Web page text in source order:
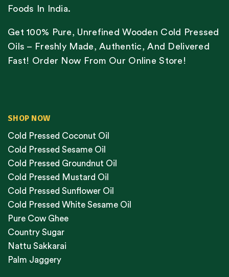
Foods In India.
Get 100% Pure, Unrefined Wooden Cold Pressed
Oils – Freshly Made, Authentic, And Delivered
Fast! Order Now From Our Online Store!
SHOP NOW
Cold Pressed Coconut Oil
Cold Pressed Sesame Oil
Cold Pressed Groundnut Oil
Cold Pressed Mustard Oil
Cold Pressed Sunflower Oil
Cold Pressed White Sesame Oil
Pure Cow Ghee
Country Sugar
Nattu Sakkarai
Palm Jaggery